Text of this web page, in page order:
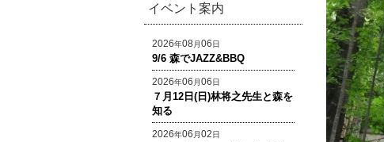
イベント案内
2026年08月06日
9/6 森でJAZZ&BBQ
2026年06 月06日
７月12日(日)林将之先生と森を
知る
2026年06 月02日